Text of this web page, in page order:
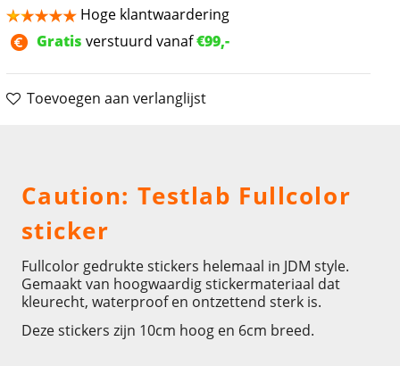
Hoge klantwaardering
Gratis verstuurd vanaf€99,-
Toevoegen aan verlanglijst
Caution: Testlab Fullcolor
sticker
Fullcolor gedrukte stickers helemaal in JDM style.
Gemaakt van hoogwaardig stickermateriaal dat
kleurecht, waterproof en ontzettend sterk is.
Deze stickers zijn 10cm hoog en 6cm breed.